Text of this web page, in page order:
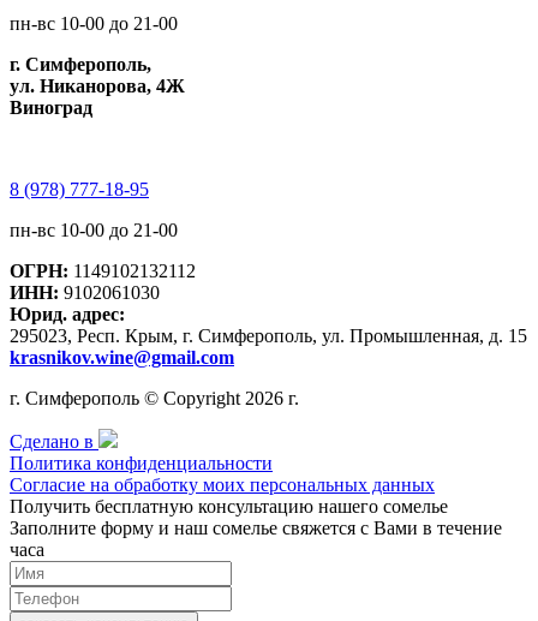
пн-вс 10-00 до 21-00
г. Симферополь,
ул. Никанорова, 4Ж
Виноград
8 (978) 777-18-95
пн-вс 10-00 до 21-00
ОГРН: 1149102132112
ИНН: 9102061030
Юрид. адрес:
295023, Респ. Крым, г. Симферополь, ул. Промышленная, д. 15
krasnikov.wine@gmail.com
г. Симферополь © Copyright 2026 г.
Сделано в
Политика конфиденциальности
Согласие на обработку моих персональных данных
Получить бесплатную консультацию нашего сомелье
Заполните форму и наш сомелье свяжется с Вами в течение
часа